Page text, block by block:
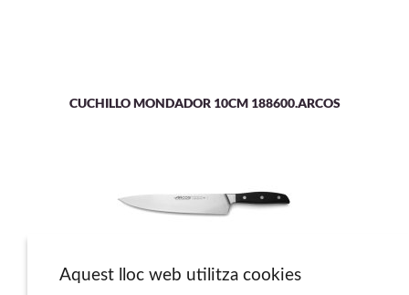
CUCHILLO MONDADOR 10CM 188600.ARCOS
Aquest lloc web utilitza cookies